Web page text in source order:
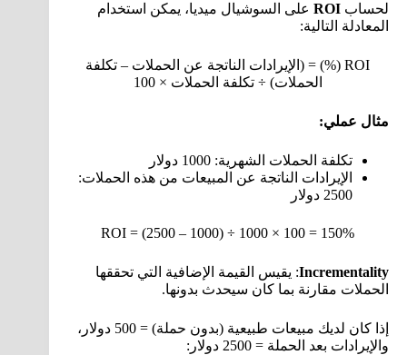
لحساب ROI على السوشيال ميديا، يمكن استخدام
المعادلة التالية:
ROI (%) = (الإيرادات الناتجة عن الحملات – تكلفة
الحملات) ÷ تكلفة الحملات × 100
مثال عملي:
تكلفة الحملات الشهرية: 1000 دولار
الإيرادات الناتجة عن المبيعات من هذه الحملات:
2500 دولار
ROI = (2500 – 1000) ÷ 1000 × 100 = 150%
Incrementality: يقيس القيمة الإضافية التي تحققها
الحملات مقارنة بما كان سيحدث بدونها.
إذا كان لديك مبيعات طبيعية (بدون حملة) = 500 دولار،
والإيرادات بعد الحملة = 2500 دولار: